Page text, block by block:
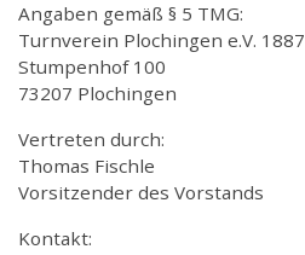
Angaben gemäß § 5 TMG:
Turnverein Plochingen e.V. 1887
Stumpenhof 100
73207 Plochingen
Vertreten durch:
Thomas Fischle
Vorsitzender des Vorstands
Kontakt: